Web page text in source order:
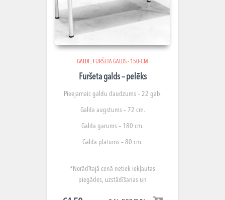
GALDI , FURŠETA GALDS - 150-CM
Furšeta galds – pelēks
Pieejamais galdu daudzums – 22 gab.
Galda augstums – 72 cm.
Galda garums – 180 cm.
Galda platums – 80 cm.
*Norādītajā cenā netiek iekļautas
piegādes, uzstādīšanas un